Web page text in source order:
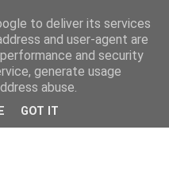
to deliver its services
and user-agent are
and security
generate usage
abuse.
GOT IT